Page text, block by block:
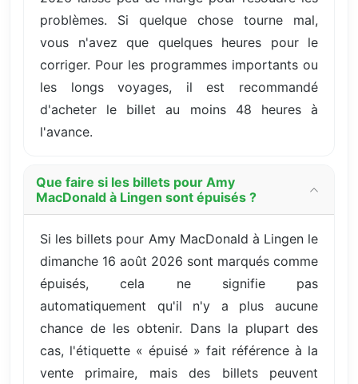
problèmes. Si quelque chose tourne mal,
vous n'avez que quelques heures pour le
corriger. Pour les programmes importants ou
les longs voyages, il est recommandé
d'acheter le billet au moins 48 heures à
l'avance.
Que faire si les billets pour Amy
MacDonald à Lingen sont épuisés ?
Si les billets pour Amy MacDonald à Lingen le
dimanche 16 août 2026 sont marqués comme
épuisés, cela ne signifie pas
automatiquement qu'il n'y a plus aucune
chance de les obtenir. Dans la plupart des
cas, l'étiquette « épuisé » fait référence à la
vente primaire, mais des billets peuvent